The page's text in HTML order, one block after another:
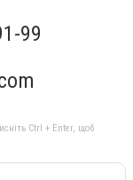
99
Ctrl + Enter, щоб